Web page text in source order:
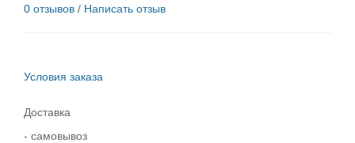
0 отзывов / Написать отзыв
Условия заказа
Доставка
- самовывоз